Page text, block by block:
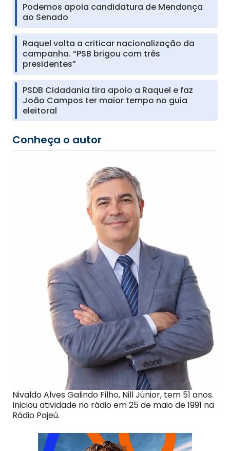
Podemos apoia candidatura de Mendonça
ao Senado
Raquel volta a criticar nacionalização da
campanha. “PSB brigou com três
presidentes”
PSDB Cidadania tira apoio a Raquel e faz
João Campos ter maior tempo no guia
eleitoral
Conheça o autor
Nivaldo Alves Galindo Filho, Nill Júnior, tem 51 anos.
Iniciou atividade no rádio em 25 de maio de 1991 na
Rádio Pajeú.